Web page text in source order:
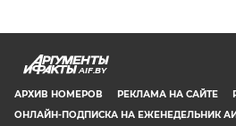
Поэтому программа
рекламных играх здесь не
Главное преимущество
после покупки, а сразу — в